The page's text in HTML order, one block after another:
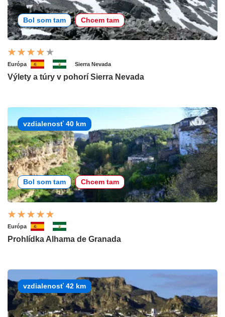
Bol som tam Chcem tam
Európa Sierra Nevada
Výlety a túry v pohorí Sierra Nevada
vzdialenosť 40 km
Bol som tam Chcem tam
Európa
Prohlídka Alhama de Granada
vzdialenosť 42 km